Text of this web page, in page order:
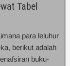
Tabel
para leluhur
berikut adalah
buku-